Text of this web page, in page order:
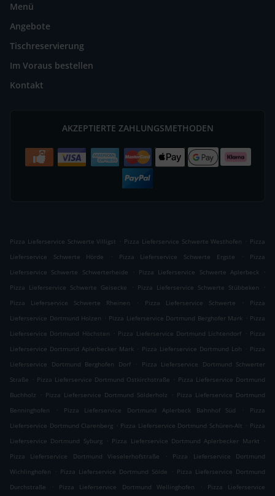
Menü
Angebote
Tischreservierung
Im Voraus bestellen
Kontakt
AKZEPTIERTE ZAHLUNGSMETHODEN
Pizza Lieferservice Schwerte Villigst . Pizza Lieferservice Schwerte Westhofen . Pizza
Lieferservice Schwerte Hörde
. Pizza Lieferservice Schwerte Ergste .
Pizza
Lieferservice Schwerte Schwerterheide
. Pizza Lieferservice Schwerte Aplerbeck
.
Pizza Lieferservice Schwerte Geisecke
. Pizza Lieferservice Schwerte Stübbeken
.
Pizza Lieferservice Schwerte Rheinen
. Pizza Lieferservice Schwerte .
Pizza
Lieferservice Dortmund Holzen . Pizza Lieferservice Dortmund Berghofer Mark . Pizza
Lieferservice Dortmund Höchsten . Pizza Lieferservice Dortmund Lichtendorf . Pizza
Lieferservice Dortmund Aplerbecker Mark . Pizza Lieferservice Dortmund Loh . Pizza
Lieferservice Dortmund Berghofen Dorf
.
Pizza Lieferservice Dortmund Schwerter
Straße . Pizza Lieferservice Dortmund Ostkirchstraße . Pizza Lieferservice Dortmund
Buchholz
. Pizza Lieferservice Dortmund Sölderholz . Pizza Lieferservice Dortmund
Benninghofen
. Pizza Lieferservice Dortmund Aplerbeck Bahnhof Süd .
Pizza
Lieferservice Dortmund Clarenberg . Pizza Lieferservice Dortmund Schüren-Alt . Pizza
Lieferservice Dortmund Syburg . Pizza Lieferservice Dortmund Aplerbecker Markt
.
Pizza Lieferservice Dortmund Vieselerhofstraße
.
Pizza Lieferservice Dortmund
Wichlinghofen
. Pizza Lieferservice Dortmund Sölde . Pizza Lieferservice Dortmund
Durchstraße
. Pizza Lieferservice Dortmund Wellinghofen .
Pizza Lieferservice